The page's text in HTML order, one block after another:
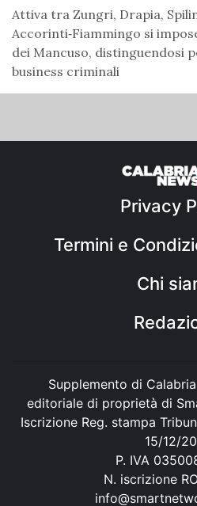
Attiva tra Zungri, Drapia,
Accorinti‑Fiammingo si
dei Mancuso, distinguendosi
business criminali
Privacy
Termini e
Chi
Supplemento di
editoriale di proprietà di
Iscrizione Reg. stampa
15/12/
P. IVA
N. iscrizione